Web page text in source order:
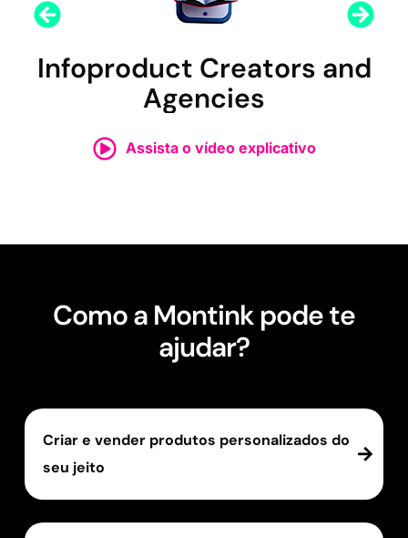
Infoproduct Creators and
Agencies
Assista o vídeo explicativo
Como a Montink pode te
ajudar?
Criar e vender produtos personalizados do
seu jeito